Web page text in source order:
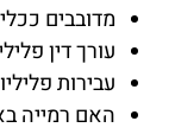
מדובבים
עורך דין
עבירות
האם רמייה